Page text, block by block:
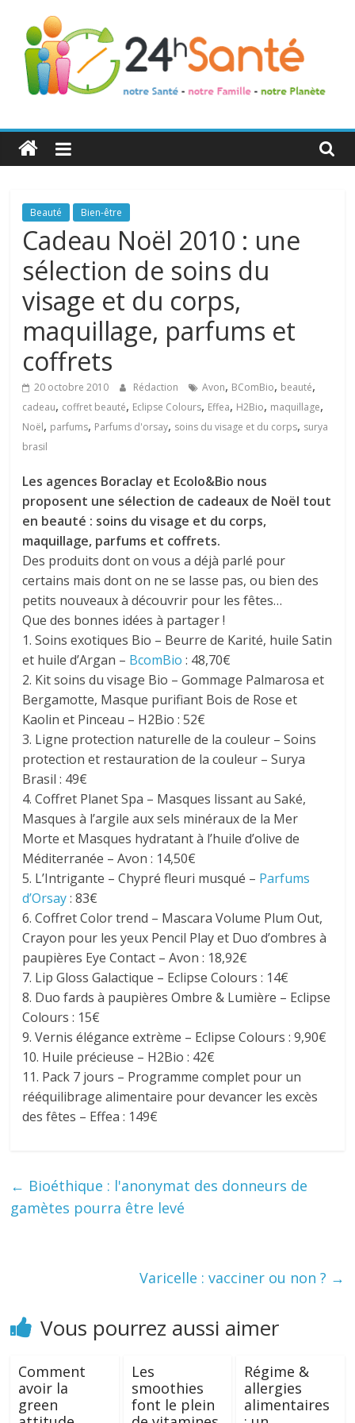
24h
Santé
La
santé
de
toute
famille
Beauté Bien-être
Cadeau Noël 2010 : une
sélection de soins du
visage et du corps,
maquillage, parfums et
coffrets
20 octobre 2010 Rédaction Avon, BComBio, beauté,
cadeau, coffret beauté, Eclipse Colours, Effea, H2Bio, maquillage,
Noël, parfums, Parfums d'orsay, soins du visage et du corps, surya
brasil
Les agences Boraclay et Ecolo&Bio nous
proposent une sélection de cadeaux de Noël tout
en beauté : soins du visage et du corps,
maquillage, parfums et coffrets.
Des produits dont on vous a déjà parlé pour
certains mais dont on ne se lasse pas, ou bien des
petits nouveaux à découvrir pour les fêtes…
Que des bonnes idées à partager !
1. Soins exotiques Bio – Beurre de Karité, huile Satin
et huile d’Argan – BcomBio : 48,70€
2. Kit soins du visage Bio – Gommage Palmarosa et
Bergamotte, Masque purifiant Bois de Rose et
Kaolin et Pinceau – H2Bio : 52€
3. Ligne protection naturelle de la couleur – Soins
protection et restauration de la couleur – Surya
Brasil : 49€
4. Coffret Planet Spa – Masques lissant au Saké,
Masques à l’argile aux sels minéraux de la Mer
Morte et Masques hydratant à l’huile d’olive de
Méditerranée – Avon : 14,50€
5. L’Intrigante – Chypré fleuri musqué – Parfums
d’Orsay: 83€
6. Coffret Color trend – Mascara Volume Plum Out,
Crayon pour les yeux Pencil Play et Duo d’ombres à
paupières Eye Contact – Avon : 18,92€
7. Lip Gloss Galactique – Eclipse Colours : 14€
8. Duo fards à paupières Ombre & Lumière – Eclipse
Colours : 15€
9. Vernis élégance extrème – Eclipse Colours : 9,90€
10. Huile précieuse – H2Bio : 42€
11. Pack 7 jours – Programme complet pour un
rééquilibrage alimentaire pour devancer les excès
des fêtes – Effea : 149€
← Bioéthique : l'anonymat des donneurs de
gamètes pourra être levé
Varicelle : vacciner ou non ? →
Vous pourrez aussi aimer
Comment
avoir la
green
Les
smoothies
font le plein
Régime &
allergies
alimentaires